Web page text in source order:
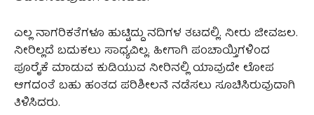
ಎಲ್ಲ ನಾಗರಿಕತೆಗಳೂ ಹುಟ್ಟಿದ್ದು ನದಿಗಳ ತಟದಲ್ಲಿ. ನೀರು ಜೀವಜಲ.
ನೀರಿಲ್ಲದೆ ಬದುಕಲು ಸಾಧ್ಯವಿಲ್ಲ. ಹೀಗಾಗಿ ಪಂಚಾಯ್ತಿಗಳಿಂದ
ಪೂರೈಕೆ ಮಾಡುವ ಕುಡಿಯುವ ನೀರಿನಲ್ಲಿ ಯಾವುದೇ ಲೋಪ
ಆಗದಂತೆ ಬಹು ಹಂತದ ಪರಿಶೀಲನೆ ನಡೆಸಲು ಸೂಚಿಸಿರುವುದಾಗಿ
ತಿಳಿಸಿದರು.